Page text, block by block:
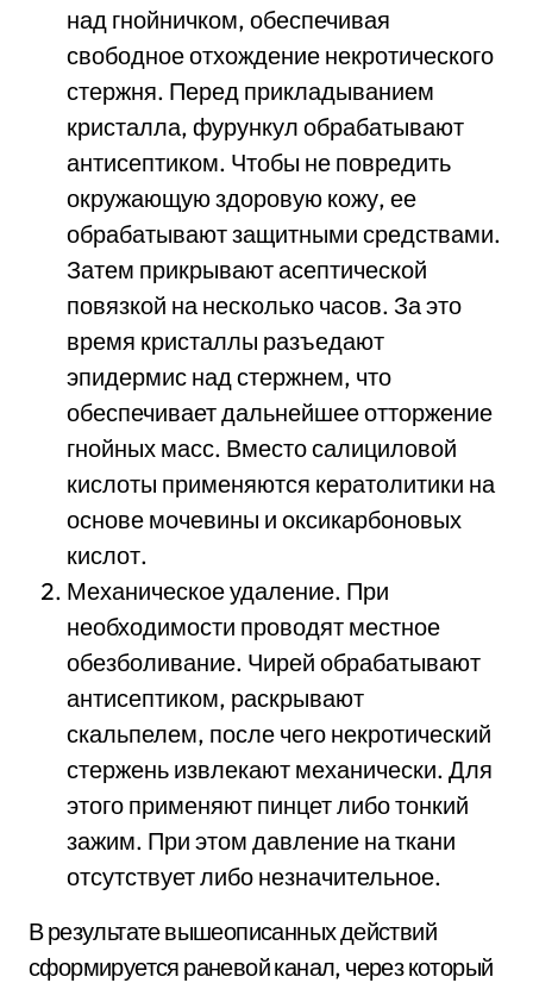
над гнойничком, обеспечивая
свободное отхождение некротического
стержня. Перед прикладыванием
кристалла, фурункул обрабатывают
антисептиком. Чтобы не повредить
окружающую здоровую кожу, ее
обрабатывают защитными средствами.
Затем прикрывают асептической
повязкой на несколько часов. За это
время кристаллы разъедают
эпидермис над стержнем, что
обеспечивает дальнейшее отторжение
гнойных масс. Вместо салициловой
кислоты применяются кератолитики на
основе мочевины и оксикарбоновых
кислот.
Механическое удаление. При
необходимости проводят местное
обезболивание. Чирей обрабатывают
антисептиком, раскрывают
скальпелем, после чего некротический
стержень извлекают механически. Для
этого применяют пинцет либо тонкий
зажим. При этом давление на ткани
отсутствует либо незначительное.
В результате вышеописанных действий
сформируется раневой канал, через который